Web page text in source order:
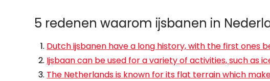
5 redenen waarom ijsbanen in
Dutch ijsbanen have a long history, with the first ones
Ijsbaan can be used for a variety of activities, such as
The Netherlands is known for its flat terrain which